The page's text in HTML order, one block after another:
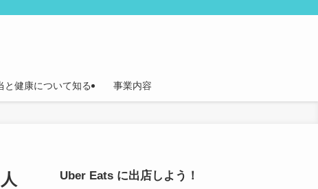
と健康について知る 事業内容
Uber Eats に出店しよう！